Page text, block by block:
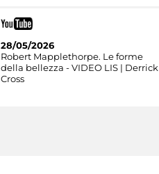
28/05/2026
Robert Mapplethorpe. Le forme
della bellezza - VIDEO LIS | Derrick
Cross